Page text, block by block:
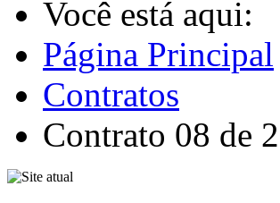
Você está aqui:
Página Principal
Contratos
Contrato 08 de